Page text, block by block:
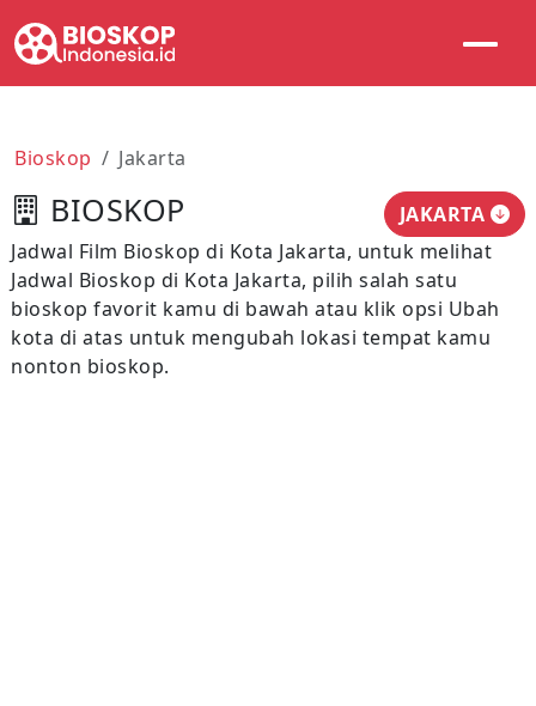
Bioskop Jakarta
BIOSKOP
JAKARTA
Jadwal Film Bioskop di Kota Jakarta, untuk melihat
Jadwal Bioskop di Kota Jakarta, pilih salah satu
bioskop favorit kamu di bawah atau klik opsi Ubah
kota di atas untuk mengubah lokasi tempat kamu
nonton bioskop.